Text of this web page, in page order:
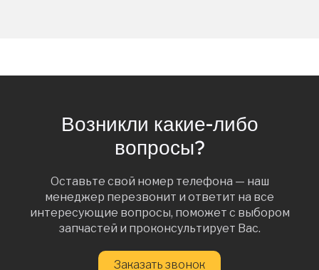
Возникли какие-либо
вопросы?
Оставьте свой номер телефона — наш
менеджер перезвонит и ответит на все
интересующие вопросы, поможет с выбором
запчастей и проконсультирует Вас.
Заказать звонок